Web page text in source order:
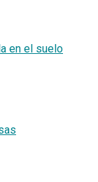
en el suelo